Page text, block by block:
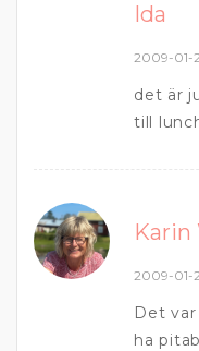
Ida
2009-01-
det är
till
Karin
2009-01-
Det
ha